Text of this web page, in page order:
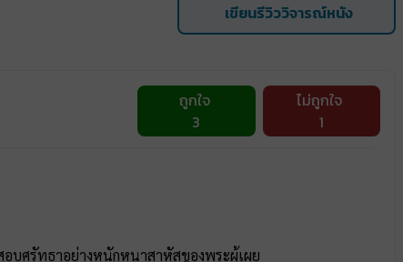
เขียนรีวิววิจารณ์หนัง
ถูกใจ
3
ไม่ถูกใจ
1
อบศรัทธาอย่างหนักหนาสาหัสของพระผู้เผย